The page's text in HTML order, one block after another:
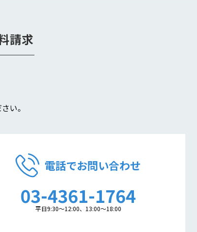
請求
い。
電話でお問い合わせ
03-4361-1764
平日9:30～12:00、13:00～18:00